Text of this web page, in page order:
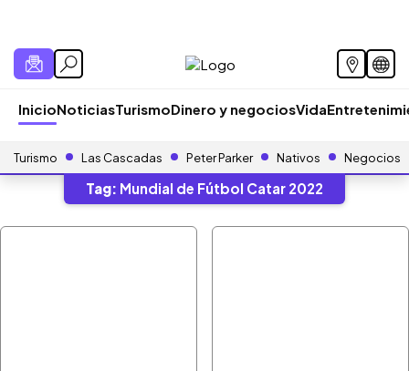
InicioNoticiasTurismoDinero y negociosVida
Turismo Las Cascadas Peter Parker Nativos Negocios
Tag: Mundial de Fútbol Catar 2022